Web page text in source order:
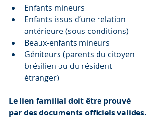
Enfants mineurs
Enfants issus d’une relation
antérieure (sous conditions)
Beaux-enfants mineurs
Géniteurs (parents du citoyen
brésilien ou du résident
étranger)
Le lien familial doit être prouvé
par des documents officiels valides.